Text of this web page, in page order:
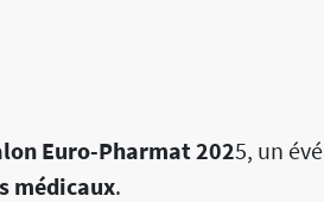
Euro-Pharmat 2025, un
médicaux.